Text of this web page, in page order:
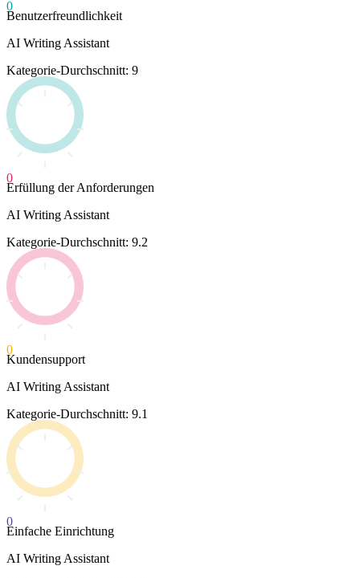
0
Benutzerfreundlichkeit
AI Writing Assistant
Kategorie-Durchschnitt: 9
0
Erfüllung der Anforderungen
AI Writing Assistant
Kategorie-Durchschnitt: 9.2
0
Kundensupport
AI Writing Assistant
Kategorie-Durchschnitt: 9.1
0
Einfache Einrichtung
AI Writing Assistant